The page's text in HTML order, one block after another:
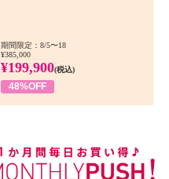
期間限定：8/5〜18
¥385,000
¥199,900(税込)
48%OFF